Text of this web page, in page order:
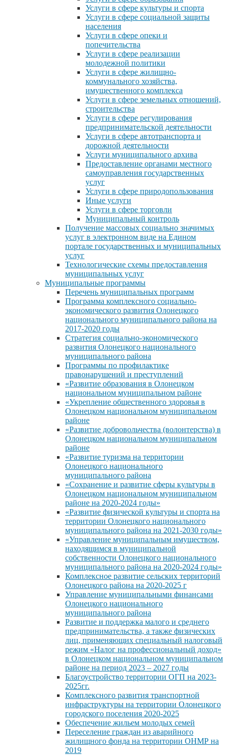
Услуги в сфере культуры и спорта
Услуги в сфере социальной защиты
населения
Услуги в сфере опеки и
попечительства
Услуги в сфере реализации
молодежной политики
Услуги в сфере жилищно-
коммунального хозяйства,
имущественного комплекса
Услуги в сфере земельных отношений,
строительства
Услуги в сфере регулирования
предпринимательской деятельности
Услуги в сфере автотранспорта и
дорожной деятельности
Услуги муниципального архива
Предоставление органами местного
самоуправления государственных
услуг
Услуги в сфере природопользования
Иные услуги
Услуги в сфере торговли
Муниципальный контроль
Получение массовых социально значимых
услуг в электронном виде на Едином
портале государственных и муниципальных
услуг
Технологические схемы предоставления
муниципальных услуг
Муниципальные программы
Перечень муниципальных программ
Программа комплексного социально-
экономического развития Олонецкого
национального муниципального района на
2017-2020 годы
Стратегия социально-экономического
развития Олонецкого национального
муниципального района
Программы по профилактике
правонарушений и преступлений
«Развитие образования в Олонецком
национальном муниципальном районе
«Укрепление общественного здоровья в
Олонецком национальном муниципальном
районе
«Развитие добровольчества (волонтерства) в
Олонецком национальном муниципальном
районе
«Развитие туризма на территории
Олонецкого национального
муниципального района
«Сохранение и развитие сферы культуры в
Олонецком национальном муниципальном
районе на 2020-2024 годы»
«Развитие физической культуры и спорта на
территории Олонецкого национального
муниципального района на 2021-2030 годы»
«Управление муниципальным имуществом,
находящимся в муниципальной
собственности Олонецкого национального
муниципального района на 2020-2024 годы»
Комплексное развитие сельских территорий
Олонецкого района на 2020-2025 г
Управление муниципальными финансами
Олонецкого национального
муниципального района
Развитие и поддержка малого и среднего
предпринимательства, а также физических
лиц, применяющих специальный налоговый
режим «Налог на профессиональный доход»
в Олонецком национальном муниципальном
районе на период 2023 – 2027 годы
Благоустройство территории ОГП на 2023-
2025гг.
Комплексного развития транспортной
инфраструктуры на территории Олонецкого
городского поселения 2020-2025
Обеспечение жильем молодых семей
Переселение граждан из аварийного
жилищного фонда на территории ОНМР на
2019